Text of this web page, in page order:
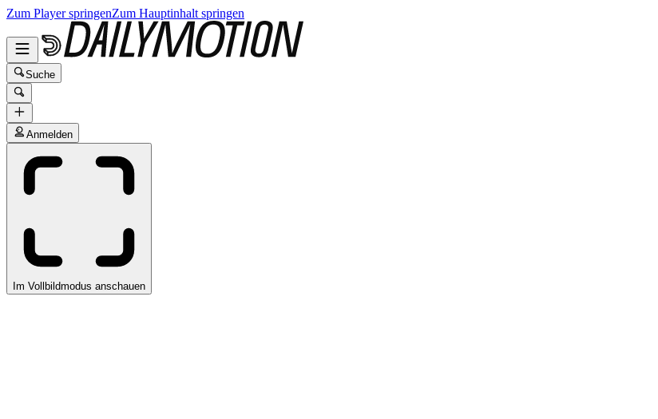
Zum Player springenZum Hauptinhalt springen
Suche
Anmelden
Im Vollbildmodus anschauen